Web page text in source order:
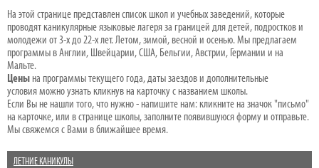
На этой странице представлен список школ и учебных заведений, которые
проводят каникулярные языковые лагеря за границей для детей, подростков и
молодежи от 3-х до 22-х лет. Летом, зимой, весной и осенью. Мы предлагаем
программы в Англии, Швейцарии, США, Бельгии, Австрии, Германии и на
Мальте.
Цены на программы текущего года, даты заездов и дополнительные
условия можно узнать кликнув на карточку с названием школы.
Если Вы не нашли того, что нужно - напишите нам: кликните на значок "письмо"
на карточке, или в странице школы, заполните появившуюся форму и отправьте.
Мы свяжемся с Вами в ближайшее время.
ЛЕТНИЕ КАНИКУЛЫ